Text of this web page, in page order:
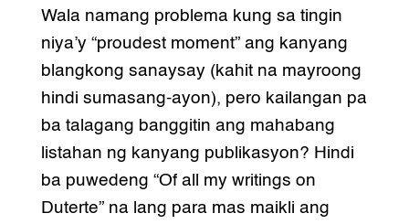
Wala namang problema kung sa tingin
niya’y “proudest moment” ang kanyang
blangkong sanaysay (kahit na mayroong
hindi sumasang-ayon), pero kailangan pa
ba talagang banggitin ang mahabang
listahan ng kanyang publikasyon? Hindi
ba puwedeng “Of all my writings on
Duterte” na lang para mas maikli ang